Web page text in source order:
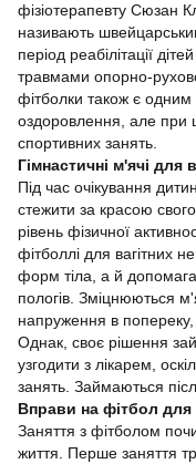
фізіотерапевту Сюзан
називають
період реабілітації
травмами опорно-
фітболки також є одним
оздоровлення, але при
спортивних занять.
Гімнастичні м'ячі для
Під час очікування
стежити за красою
рівень фізичної
фітболлі для вагітних
форм тіла, а й
пологів. Зміцнюються
напруження в попереку,
Однак, своє рішення
узгодити з лікарем,
занять. Займаються
Вправи на фітбол
Заняття з фітболом
життя. Перше заняття